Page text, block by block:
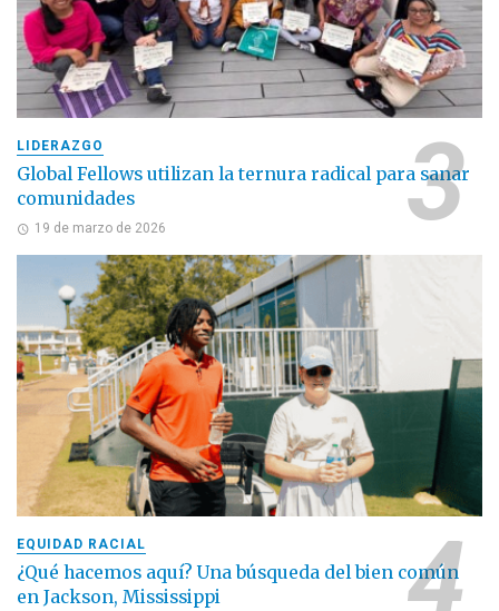
LIDERAZGO
Global Fellows utilizan la ternura radical para sanar
comunidades
19 de marzo de 2026
EQUIDAD RACIAL
¿Qué hacemos aquí? Una búsqueda del bien común
en Jackson, Mississippi